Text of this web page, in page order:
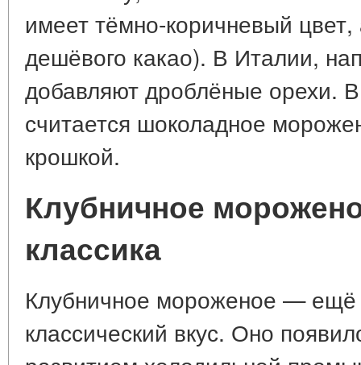
имеет тёмно-коричневый
дешёвого какао). В Италии,
добавляют дроблёные орехи.
считается шоколадное
крошкой.
Клубничное
классика
Клубничное мороженое — ещё
классический вкус. Оно